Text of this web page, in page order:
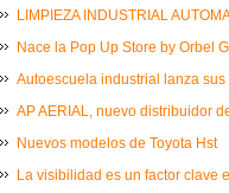
LIMPIEZA INDUSTRIAL
Nace la Pop Up Store by Orbel
Autoescuela industrial lanza
AP AERIAL, nuevo distribuidor
Nuevos modelos de Toyota Hst
La visibilidad es un factor clave